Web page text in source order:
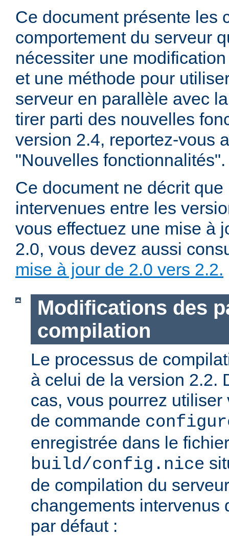
Ce document présente les
comportement du serveur
nécessiter une
et une méthode pour
serveur en parallèle avec
tirer parti des nouvelles
version 2.4, reportez-vous
"Nouvelles fonctionnalités".
Ce document ne décrit
intervenues entre les
vous effectuez une mise à
2.0, vous devez aussi
mise à jour de 2.0 vers 2.2.
Modifications des
compilation
Le processus de
à celui de la version 2.2.
cas, vous pourrez
de commande
enregistrée dans le fichier
build/config.nice
de compilation du
changements intervenus
par défaut :